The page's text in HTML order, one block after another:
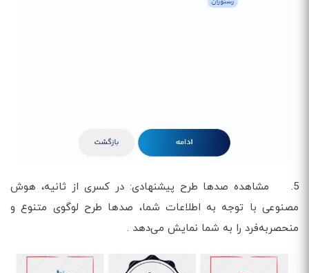
5. مشاهده صدها طرح پیشنهادی: در کسری از ثانیه، هوش
مصنوعی با توجه به اطلاعات شما، صدها طرح لوگوی متنوع و
منحصربه‌فرد را به شما نمایش می‌دهد .